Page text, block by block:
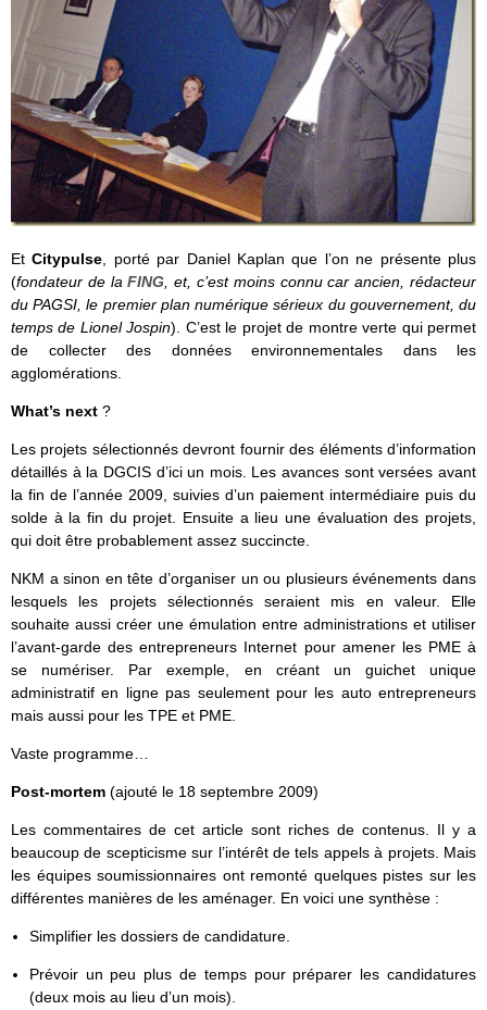
EtCitypulse , porté par Daniel Kaplan que l’on ne présente plus
(fondateur de laFING , et, c’est moins connu car ancien, rédacteur
du PAGSI, le premier plan numérique sérieux du gouvernement, du
temps de Lionel Jospin). C’est le projet de montre verte qui permet
de collecter des données environnementales dans les
agglomérations.
What’s next ?
Les projets sélectionnés devront fournir des éléments d’information
détaillés à la DGCIS d’ici un mois. Les avances sont versées avant
la fin de l’année 2009, suivies d’un paiement intermédiaire puis du
solde à la fin du projet. Ensuite a lieu une évaluation des projets,
qui doit être probablement assez succincte.
NKM a sinon en tête d’organiser un ou plusieurs événements dans
lesquels les projets sélectionnés seraient mis en valeur. Elle
souhaite aussi créer une émulation entre administrations et utiliser
l’avant-garde des entrepreneurs Internet pour amener les PME à
se numériser. Par exemple, en créant un guichet unique
administratif en ligne pas seulement pour les auto entrepreneurs
mais aussi pour les TPE et PME.
Vaste programme…
Post-mortem (ajouté le 18 septembre 2009)
Les commentaires de cet article sont riches de contenus. Il y a
beaucoup de scepticisme sur l’intérêt de tels appels à projets. Mais
les équipes soumissionnaires ont remonté quelques pistes sur les
différentes manières de les aménager. En voici une synthèse :
Simplifier les dossiers de candidature.
Prévoir un peu plus de temps pour préparer les candidatures
(deux mois au lieu d’un mois).